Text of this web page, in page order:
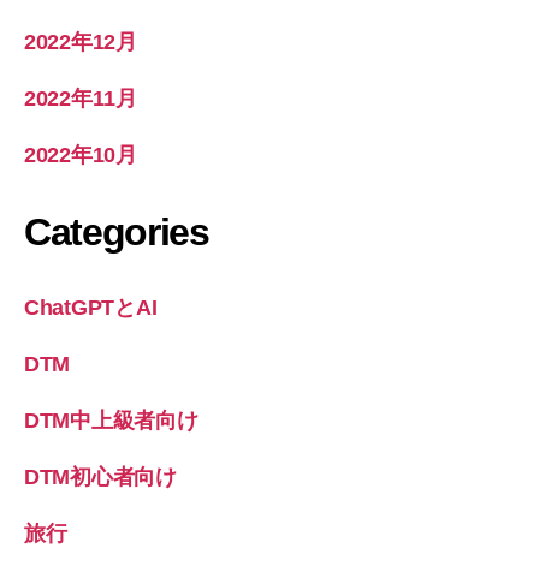
2022年12月
2022年11月
2022年10月
Categories
ChatGPTとAI
DTM
DTM中上級者向け
DTM初心者向け
旅行